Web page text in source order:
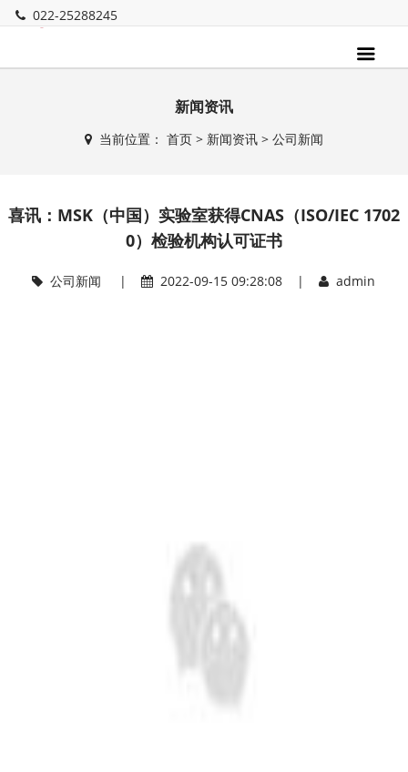
022-25288245
新闻资讯
当前位置： 首页> 新闻资讯> 公司新闻
喜讯：MSK（中国）实验室获得CNAS（ISO/IEC 1702
0）检验机构认可证书
公司新闻 | 2022-09-15 09:28:08 | admin